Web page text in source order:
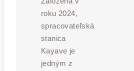
roku 2024,
spracovateľská
stanica
Kayave je
jedným z